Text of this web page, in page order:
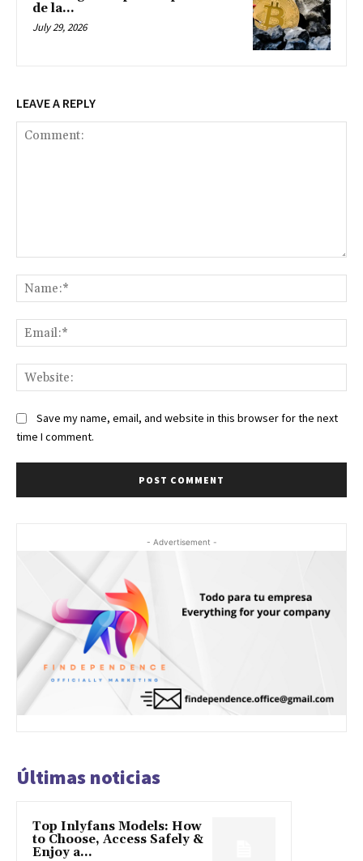
de la...
July 29, 2026
LEAVE A REPLY
Save my name, email, and website in this browser for the next
time I comment.
- Advertisement -
Últimas noticias
Top Inlyfans Models: How
to Choose, Access Safely &
Enjoy a...